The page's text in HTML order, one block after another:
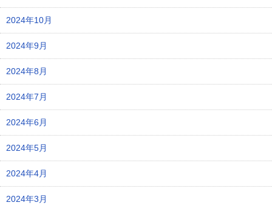
2024年10月
2024年9月
2024年8月
2024年7月
2024年6月
2024年5月
2024年4月
2024年3月